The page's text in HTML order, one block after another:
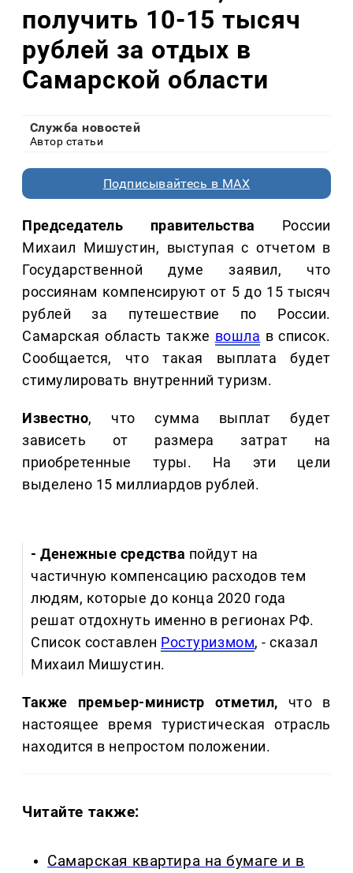
получить 10-15 тысяч
рублей за отдых в
Самарской области
Служба новостей
Автор статьи
Подписывайтесь в MAX
Председатель правительства России
Михаил Мишустин, выступая с отчетом в
Государственной думе заявил, что
россиянам компенсируют от 5 до 15 тысяч
рублей за путешествие по России.
Самарская область также вошла в список.
Сообщается, что такая выплата будет
стимулировать внутренний туризм.
Известно, что сумма выплат будет
зависеть от размера затрат на
приобретенные туры. На эти цели
выделено 15 миллиардов рублей.
- Денежные средства пойдут на
частичную компенсацию расходов тем
людям, которые до конца 2020 года
решат отдохнуть именно в регионах РФ.
Список составлен Ростуризмом, - сказал
Михаил Мишустин.
Также премьер-министр отметил, что в
настоящее время туристическая отрасль
находится в непростом положении.
Читайте также:
Самарская квартира на бумаге и в